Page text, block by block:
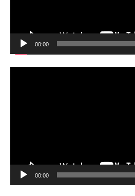
00:00
00:00